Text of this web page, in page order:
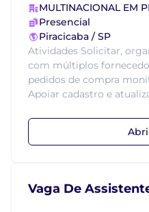
MULTINACIONAL EM
Presencial
Piracicaba / SP
Atividades Solicitar,
com múltiplos
pedidos de compra
Apoiar cadastro e
Vaga De